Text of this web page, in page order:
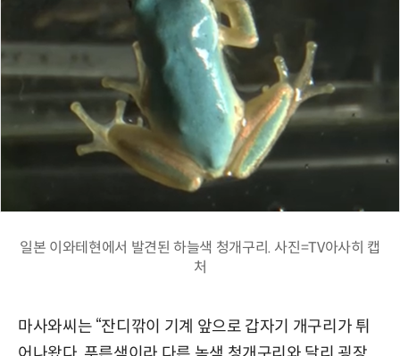
일본 이와테현에서 발견된 하늘색 청개구리. 사진=TV아사히 캡
처
마사와씨는 “잔디깎이 기계 앞으로 갑자기 개구리가 튀